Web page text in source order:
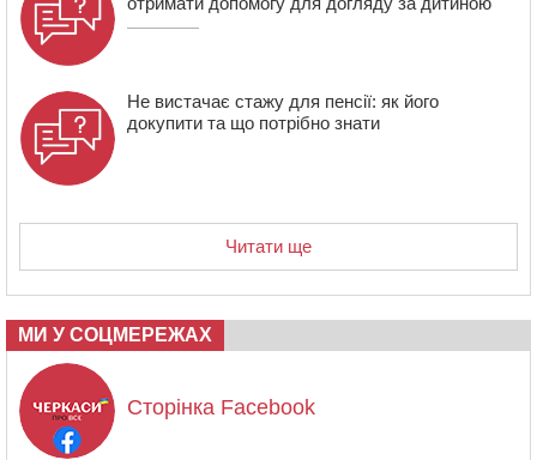
Не вистачає стажу для пенсії: як його
докупити та що потрібно знати
Читати ще
МИ У СОЦМЕРЕЖАХ
Сторінка Facebook